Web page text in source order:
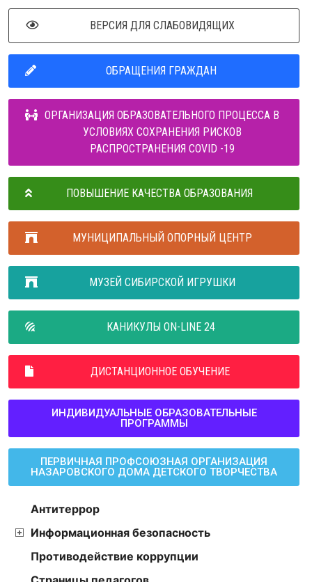
ВЕРСИЯ ДЛЯ СЛАБОВИДЯЩИХ
ОБРАЩЕНИЯ ГРАЖДАН
ОРГАНИЗАЦИЯ ОБРАЗОВАТЕЛЬНОГО ПРОЦЕССА В
УСЛОВИЯХ СОХРАНЕНИЯ РИСКОВ
РАСПРОСТРАНЕНИЯ COVID -19
ПОВЫШЕНИЕ КАЧЕСТВА ОБРАЗОВАНИЯ
МУНИЦИПАЛЬНЫЙ ОПОРНЫЙ ЦЕНТР
МУЗЕЙ СИБИРСКОЙ ИГРУШКИ
КАНИКУЛЫ ON-LINE 24
ДИСТАНЦИОННОЕ ОБУЧЕНИЕ
ИНДИВИДУАЛЬНЫЕ ОБРАЗОВАТЕЛЬНЫЕ
ПРОГРАММЫ
ПЕРВИЧНАЯ ПРОФСОЮЗНАЯ ОРГАНИЗАЦИЯ
НАЗАРОВСКОГО ДОМА ДЕТСКОГО ТВОРЧЕСТВА
Антитеррор
Информационная безопасность
Противодействие коррупции